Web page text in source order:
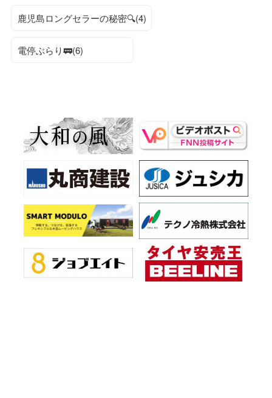
鹿児島ロングセラーの秘密🔍(4)
電停ぶらり🚃(6)